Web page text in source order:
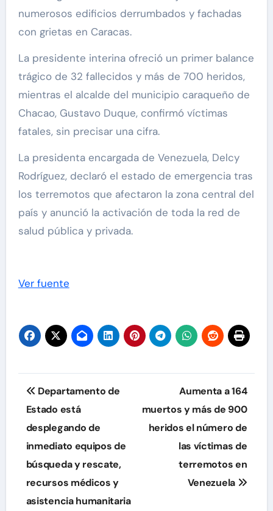
numerosos edificios derrumbados y fachadas
con grietas en Caracas.
La presidente interina ofreció un primer balance
trágico de 32 fallecidos y más de 700 heridos,
mientras el alcalde del municipio caraqueño de
Chacao, Gustavo Duque, confirmó víctimas
fatales, sin precisar una cifra.
La presidenta encargada de Venezuela, Delcy
Rodríguez, declaró el estado de emergencia tras
los terremotos que afectaron la zona central del
país y anunció la activación de toda la red de
salud pública y privada.
Ver fuente
Navegación
de
entradas
Departamento de
Estado está
desplegando de
inmediato equipos de
búsqueda y rescate,
recursos médicos y
asistencia humanitaria
Aumenta a 164
muertos y más de 900
heridos el número de
las víctimas de
terremotos en
Venezuela